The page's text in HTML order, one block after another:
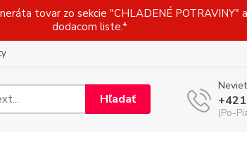
tovar zo sekcie "CHLADENÉ
dodacom liste.*
Hľadať
(Po-